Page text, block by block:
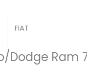
FIAT
Dodge Ram